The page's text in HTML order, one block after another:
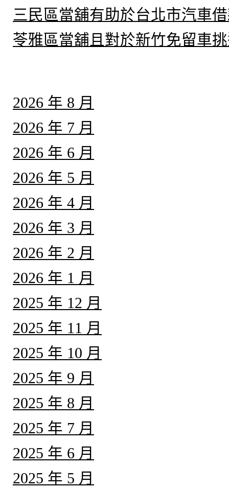
三民區當舖有助於台北市汽車
苓雅區當舖且對於新竹免留車
2026 年 8 月
2026 年 7 月
2026 年 6 月
2026 年 5 月
2026 年 4 月
2026 年 3 月
2026 年 2 月
2026 年 1 月
2025 年 12 月
2025 年 11 月
2025 年 10 月
2025 年 9 月
2025 年 8 月
2025 年 7 月
2025 年 6 月
2025 年 5 月